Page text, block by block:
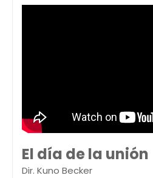
El día de la unión
Dir. Kuno Becker